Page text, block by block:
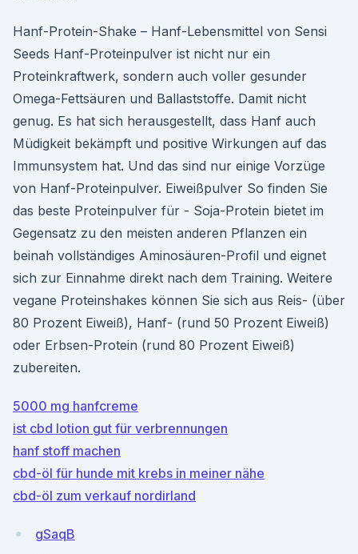
Hanf-Protein-Shake – Hanf-Lebensmittel von Sensi
Seeds Hanf-Proteinpulver ist nicht nur ein
Proteinkraftwerk, sondern auch voller gesunder
Omega-Fettsäuren und Ballaststoffe. Damit nicht
genug. Es hat sich herausgestellt, dass Hanf auch
Müdigkeit bekämpft und positive Wirkungen auf das
Immunsystem hat. Und das sind nur einige Vorzüge
von Hanf-Proteinpulver. Eiweißpulver So finden Sie
das beste Proteinpulver für - Soja-Protein bietet im
Gegensatz zu den meisten anderen Pflanzen ein
beinah vollständiges Aminosäuren-Profil und eignet
sich zur Einnahme direkt nach dem Training. Weitere
vegane Proteinshakes können Sie sich aus Reis- (über
80 Prozent Eiweiß), Hanf- (rund 50 Prozent Eiweiß)
oder Erbsen-Protein (rund 80 Prozent Eiweiß)
zubereiten.
5000 mg hanfcreme
ist cbd lotion gut für verbrennungen
hanf stoff machen
cbd-öl für hunde mit krebs in meiner nähe
cbd-öl zum verkauf nordirland
gSaqB